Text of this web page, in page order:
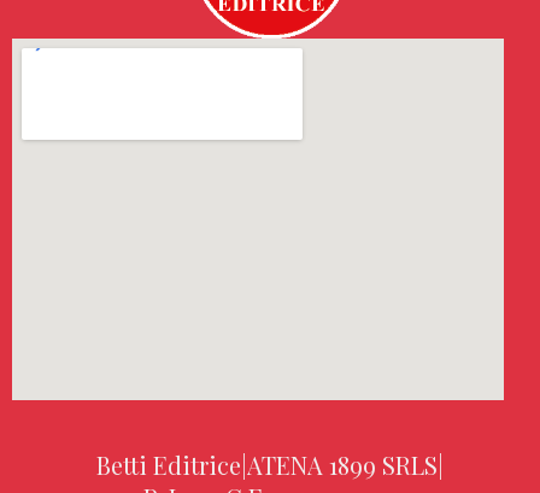
Betti Editrice ATENA 1899 SRLS